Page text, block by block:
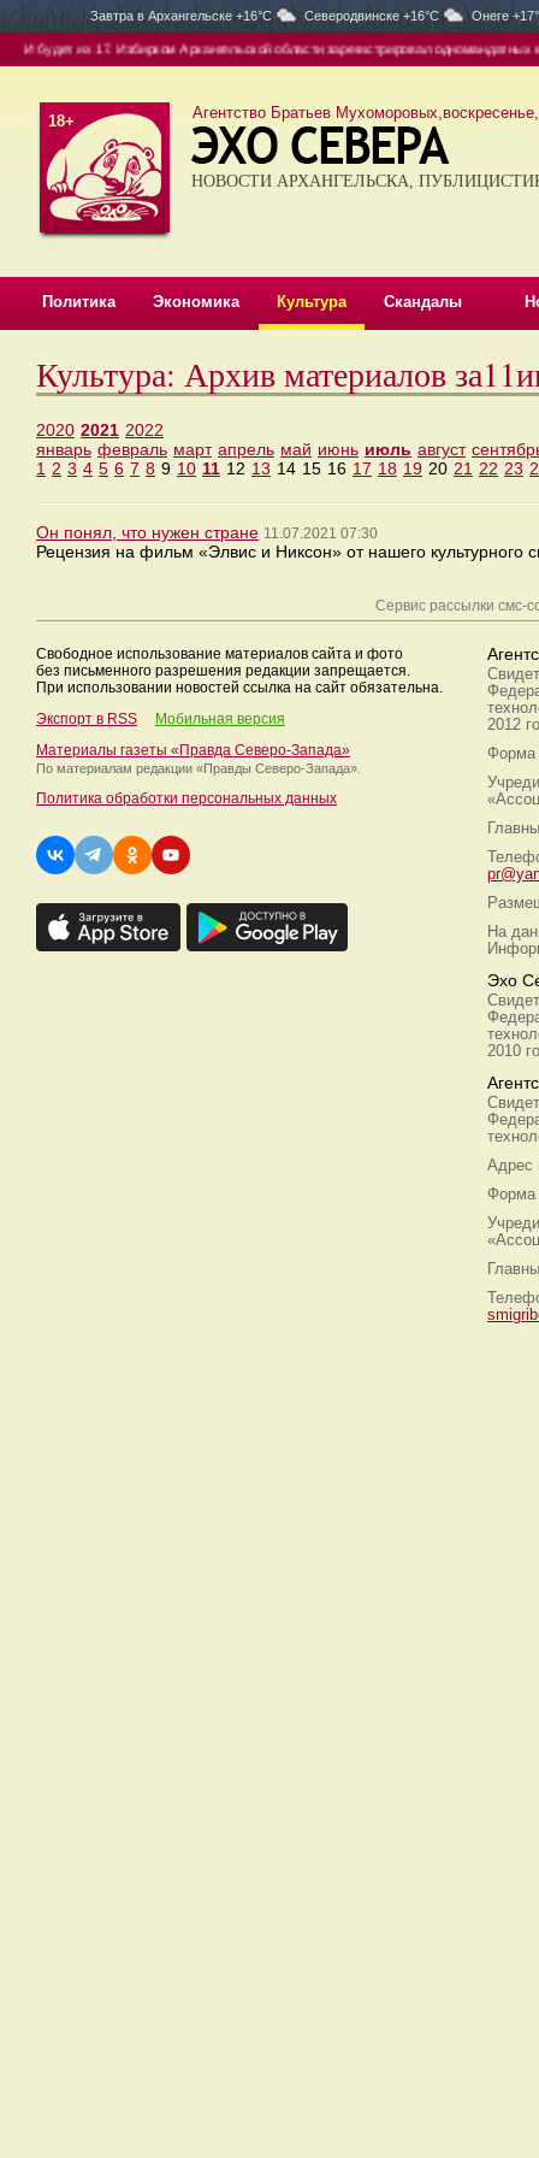
Завтра в Архангельске +16°C Северодвинске +16°C Онеге
И будет их 17. Избирком Архангельской области зарегистрировал одномандатных
18+ Агентство Братьев
НОВОСТИ АРХАНГЕЛЬСКА,
Политика Экономика Культура Скандалы
Культура: Архив материалов
2020 2021 2022
январь февраль март апрель май июнь июль август
1 2 3 4 5 6 7 8 9 10 11 12 13 14 15 16 17 18 19 20 21 22 23
Он понял, что нужен стране 11.07.2021 07:30
Рецензия на фильм «Элвис и Никсон» от нашего культурного
Сервис рассылки смс-
Свободное использование материалов сайта и фото
без письменного разрешения редакции запрещается.
При использовании новостей ссылка на сайт обязательна.
Экспорт в RSS
Мобильная версия
Материалы газеты «Правда Северо-Запада»
По материалам редакции «Правды Северо-Запада».
Политика обработки персональных данных
2012
Форма
На
Эхо
2010
Адрес
Форма